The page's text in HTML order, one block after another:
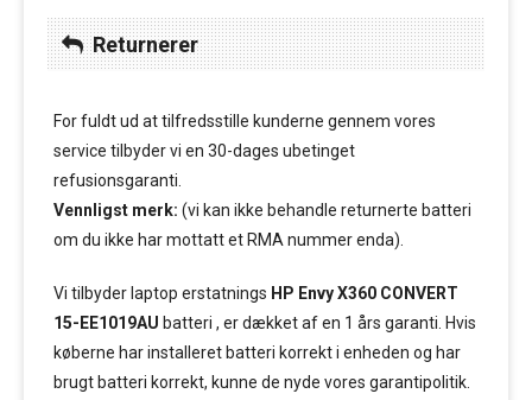
Returnerer
For fuldt ud at tilfredsstille kunderne gennem vores
service tilbyder vi en 30-dages ubetinget
refusionsgaranti.
Vennligst merk: (vi kan ikke behandle returnerte batteri
om du ikke har mottatt et RMA nummer enda).
Vi tilbyder laptop erstatnings HP Envy X360 CONVERT
15-EE1019AU batteri , er dækket af en 1 års garanti. Hvis
køberne har installeret batteri korrekt i enheden og har
brugt batteri korrekt, kunne de nyde vores garantipolitik.